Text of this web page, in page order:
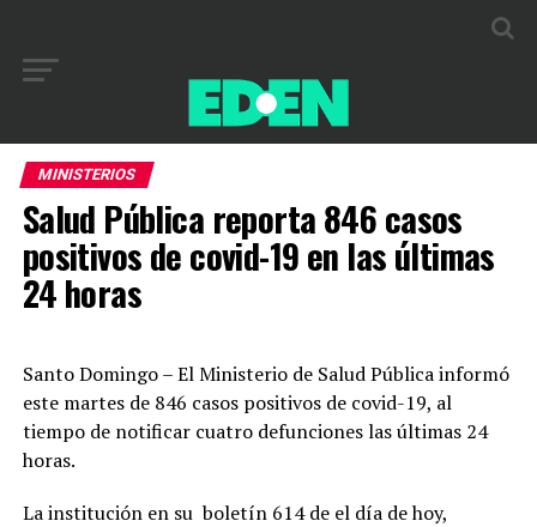
MINISTERIOS
Salud Pública reporta 846 casos
positivos de covid-19 en las últimas
24 horas
Santo Domingo – El Ministerio de Salud Pública informó
este martes de 846 casos positivos de covid-19, al
tiempo de notificar cuatro defunciones las últimas 24
horas.
La institución en su boletín 614 de el día de hoy,